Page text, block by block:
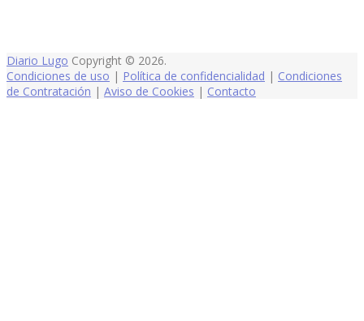
Diario Lugo Copyright © 2026.
Condiciones de uso | Política de confidencialidad | Condiciones
de Contratación | Aviso de Cookies | Contacto